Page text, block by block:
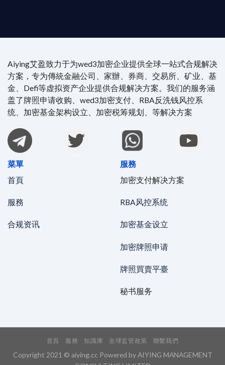
Aiying艾盈致力于为wed3加密企业提供全球一站式合规解决
方案，专为傳統金融公司、家辦、券商、交易所、矿业、基
金、Defi等虚拟资产企业提供合规解决方案。我们的服务涵
盖了牌照申请收购、wed3加密支付、RBA反洗钱风控系
统、加密基金架构设立、加密税筹规划、等解决方案
菜單
首頁
服務
合规资讯
服務
加密支付解决方案
RBA风控系统
加密基金设立
加密牌照申请
牌照買賣平臺
秘书服务
首頁 服務 知識庫 全球监管政策 聯繫我們
Copyright 2021 © aiying.cc Powered by AIYING MANAGEMENT